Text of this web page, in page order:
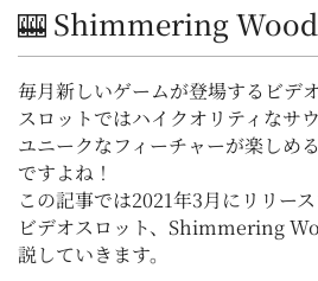
🎰 Shimmering
毎月新しいゲームが登場するビデ
スロットではハイクオリティなサ
ユニークなフィーチャーが楽しめ
ですよね！
この記事では2021年3月にリリー
ビデオスロット、Shimmering
説していきます。